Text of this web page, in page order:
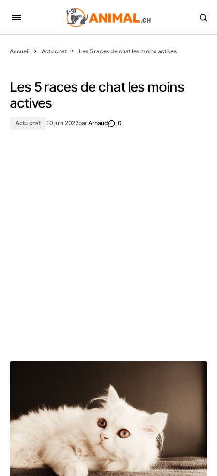
Accueil Actu chat Les 5 races de chat les moins actives
Les 5 races de chat les moins
actives
Actu chat 10 juin 2022parArnaud 0